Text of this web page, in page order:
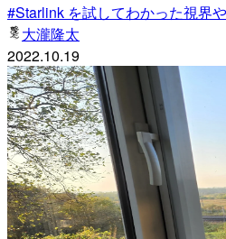
#Starlink を試してわかった視界
大瀧隆太
2022.10.19